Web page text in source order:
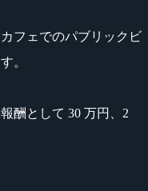
フェでのパブリックビ
。
酬として 30 万円、2